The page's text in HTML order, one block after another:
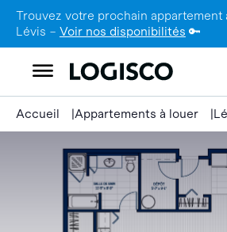
Trouvez votre prochain appartement
Lévis – Voir nos disponibilités 🔑
Accueil Appartements à louer